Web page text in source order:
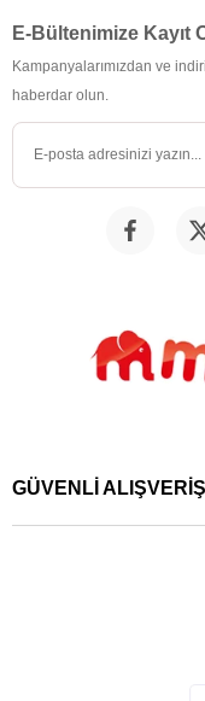
E-Bültenimize Kayıt
Kampanyalarımızdan ve
haberdar olun.
GÜVENLİ ALIŞVERİŞ